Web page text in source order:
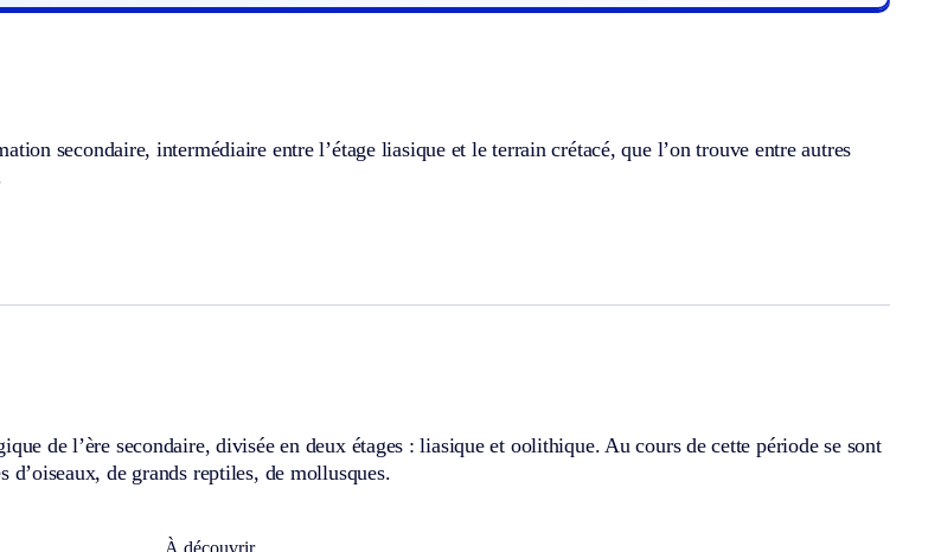
secondaire, intermédiaire entre l’étage liasique et le terrain crétacé, que l’on trouve entre autres
de l’ère secondaire, divisée en deux étages : liasique et oolithique. Au cours de cette période se sont
d’oiseaux, de grands reptiles, de mollusques.
À découvrir